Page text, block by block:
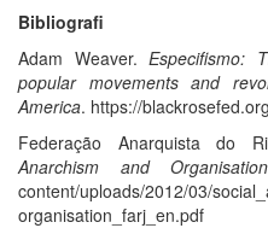
Bibliografi
Adam Weaver.Especifismo:
popular movements and
America. https://
Federação Anarquista do
Anarchism and Organisation
content/uploads/2012/03/
organisation_farj_en.pdf